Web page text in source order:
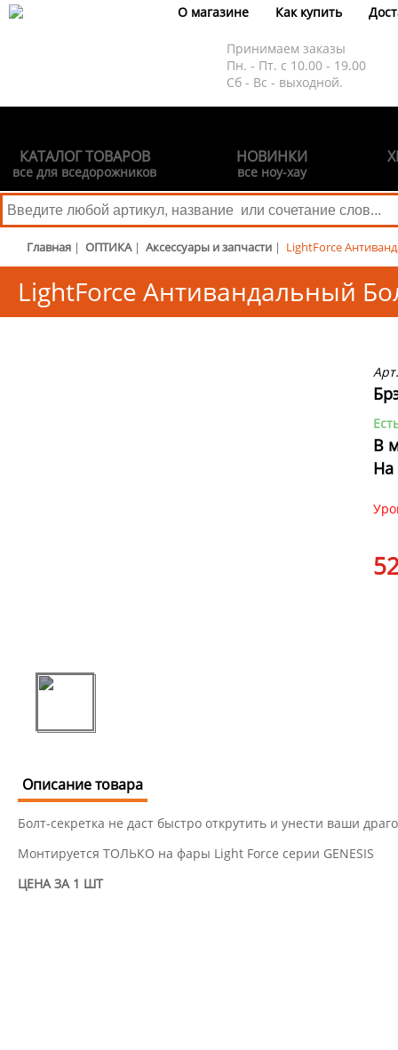
О магазине Как купить
Принимаем заказы
Пн. - Пт. с 10.00 - 19.00
Сб - Вс - выходной.
КАТАЛОГ ТОВАРОВ
все для вседорожников
НОВИНКИ
все ноу-хау
Главная | ОПТИКА | Аксессуары и запчасти | LightForce
LightForce Антивандальный
В
На
Описание товара
Болт-секретка не даст быстро открутить и унести ваши
Монтируется ТОЛЬКО на фары Light Force серии GENESIS
ЦЕНА ЗА 1 ШТ